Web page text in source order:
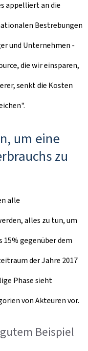
appelliert an die
Bestrebungen
und Unternehmen -
die wir einsparen,
senkt die Kosten
um eine
zu
alle
alles zu tun, um
15% gegenüber dem
der Jahre 2017
Phase sieht
von Akteuren vor.
Beispiel